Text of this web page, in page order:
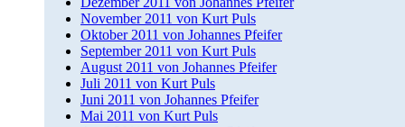
November 2011 von Kurt Puls
Oktober 2011 von Johannes Pfeifer
September 2011 von Kurt Puls
August 2011 von Johannes Pfeifer
Juli 2011 von Kurt Puls
Juni 2011 von Johannes Pfeifer
Mai 2011 von Kurt Puls